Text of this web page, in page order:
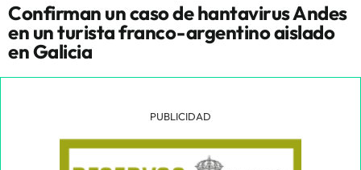
Confirman un caso de hantavirus Andes
en un turista franco-argentino aislado
en Galicia
PUBLICIDAD